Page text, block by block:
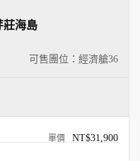
可售團位：經濟艙36
莊海島
NT$31,900